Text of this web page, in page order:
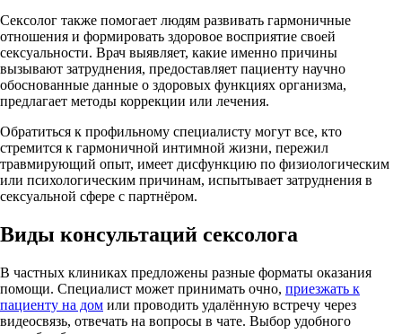
Сексолог также помогает людям развивать гармоничные
отношения и формировать здоровое восприятие своей
сексуальности. Врач выявляет, какие именно причины
вызывают затруднения, предоставляет пациенту научно
обоснованные данные о здоровых функциях организма,
предлагает методы коррекции или лечения.
Обратиться к профильному специалисту могут все, кто
стремится к гармоничной интимной жизни, пережил
травмирующий опыт, имеет дисфункцию по физиологическим
или психологическим причинам, испытывает затруднения в
сексуальной сфере с партнёром.
Виды консультаций сексолога
В частных клиниках предложены разные форматы оказания
помощи. Специалист может принимать очно, приезжать к
пациенту на дом или проводить удалённую встречу через
видеосвязь, отвечать на вопросы в чате. Выбор удобного